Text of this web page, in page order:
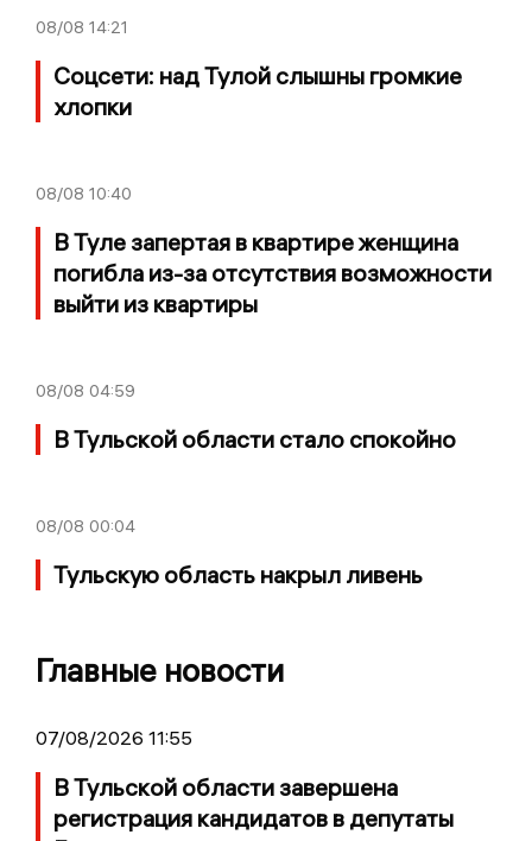
08/08 14:21
Соцсети: над Тулой слышны громкие
хлопки
08/08 10:40
В Туле запертая в квартире женщина
погибла из-за отсутствия возможности
выйти из квартиры
08/08 04:59
В Тульской области стало спокойно
08/08 00:04
Тульскую область накрыл ливень
Главные новости
07/08/2026 11:55
В Тульской области завершена
регистрация кандидатов в депутаты